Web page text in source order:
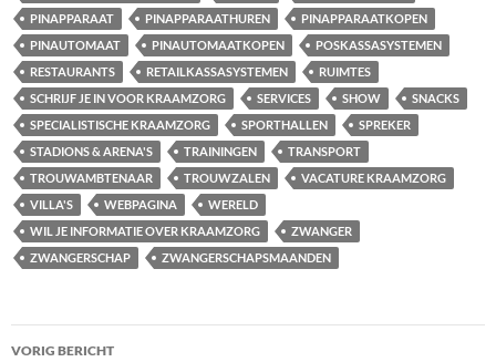
PINAPPARAAT
PINAPPARAATHUREN
PINAPPARAATKOPEN
PINAUTOMAAT
PINAUTOMAATKOPEN
POSKASSASYSTEMEN
RESTAURANTS
RETAILKASSASYSTEMEN
RUIMTES
SCHRIJF JE IN VOOR KRAAMZORG
SERVICES SHOW
SNACKS
SPECIALISTISCHE KRAAMZORG
SPORTHALLEN
SPREKER
STADIONS & ARENA'S
TRAININGEN
TRANSPORT
TROUWAMBTENAAR
TROUWZALEN
VACATURE KRAAMZORG
VILLA'S
WEBPAGINA
WERELD
WIL JE INFORMATIE OVER KRAAMZORG
ZWANGER
ZWANGERSCHAP
ZWANGERSCHAPSMAANDEN
Bericht
VORIG BERICHT